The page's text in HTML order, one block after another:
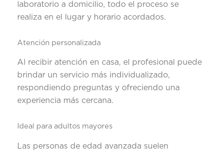
laboratorio a domicilio, todo el proceso se
realiza en el lugar y horario acordados.
Atención personalizada
Al recibir atención en casa, el profesional puede
brindar un servicio más individualizado,
respondiendo preguntas y ofreciendo una
experiencia más cercana.
Ideal para adultos mayores
Las personas de edad avanzada suelen